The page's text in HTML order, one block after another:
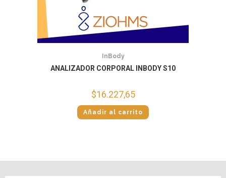
InBody
ANALIZADOR CORPORAL INBODY S10
$16.227,65
Añadir al carrito